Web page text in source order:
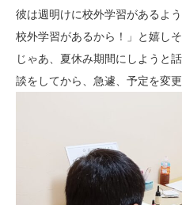
彼は週明けに校外学習があるよ
校外学習があるから！」と嬉し
じゃあ、夏休み期間にしようと
談をしてから、急遽、予定を変